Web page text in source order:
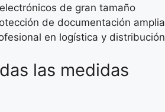
de gran tamaño
de documentación amplia
en logística y distribución
las medidas